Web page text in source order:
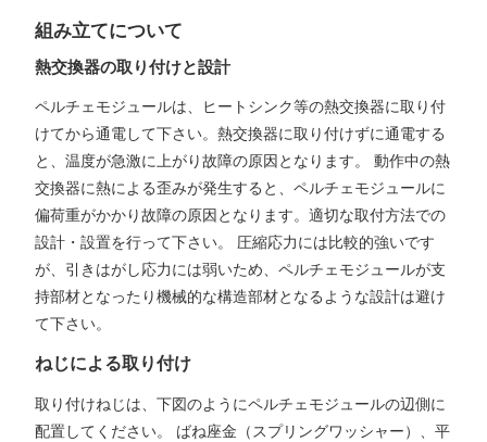
組み立てについて
熱交換器の取り付けと設計
ペルチェモジュールは、ヒートシンク等の熱交換器に取り付
けてから通電して下さい。熱交換器に取り付けずに通電する
と、温度が急激に上がり故障の原因となります。 動作中の熱
交換器に熱による歪みが発生すると、ペルチェモジュールに
偏荷重がかかり故障の原因となります。適切な取付方法での
設計・設置を行って下さい。 圧縮応力には比較的強いです
が、引きはがし応力には弱いため、ペルチェモジュールが支
持部材となったり機械的な構造部材となるような設計は避け
て下さい。
ねじによる取り付け
取り付けねじは、下図のようにペルチェモジュールの辺側に
配置してください。 ばね座金（スプリングワッシャー）、平